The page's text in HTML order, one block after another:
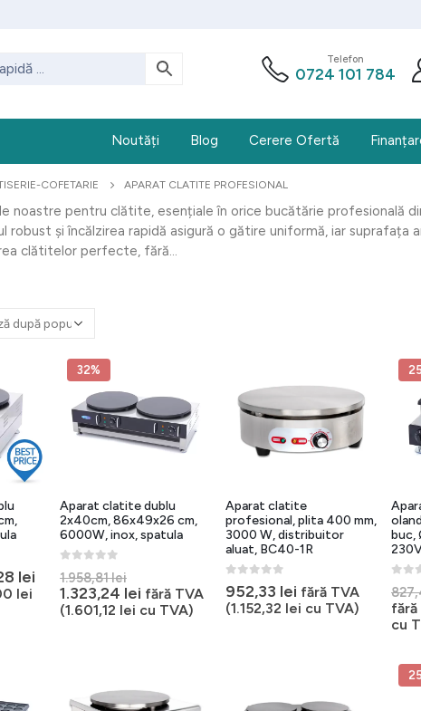
Telefon
0724 101 784
Noutăți Blog Cerere Ofertă
COFETARIE APARAT CLATITE PROFESIONAL
noastre pentru clătite, esențiale în orice bucătărie profesională
robust și încălzirea rapidă asigură o gătire uniformă, iar suprafața
clătitelor perfecte, fără...
lei Prețul
curent
este:
lei
32%
Aparat clatite dublu
2x40cm, 86x49x26 cm,
6000W, inox, spatula
1.958,81lei
inițial
a
1.323,24 lei Prețul
curent
fără TVA
(1.601,12 lei cu TVA)
Aparat clatite
profesional, plita 400 mm,
3000 W, distribuitor
aluat, BC40-1R
952,33 lei fără TVA
(1.152,32 lei cu TVA)
buc,
fără
cu